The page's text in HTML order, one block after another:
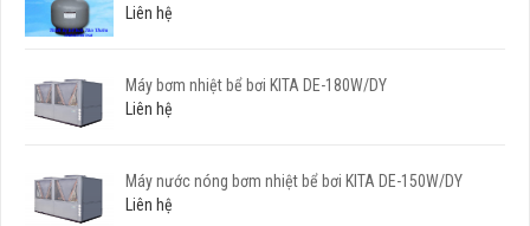
Liên hệ
Máy bơm nhiệt bể bơi KITA DE-180W/DY
Liên hệ
Máy nước nóng bơm nhiệt bể bơi KITA DE-150W/DY
Liên hệ